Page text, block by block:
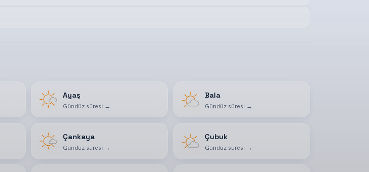
Ayaş
Gündüz süresi →
Bala
Gündüz süresi →
Çankaya
Gündüz süresi →
Çubuk
Gündüz süresi →